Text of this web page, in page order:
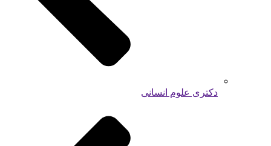
دکتری علوم انسانی